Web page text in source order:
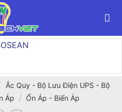
Ắc Quy - Bộ Lưu Điện UPS - Bộ
Áp
/ Ổn Áp - Biến Áp